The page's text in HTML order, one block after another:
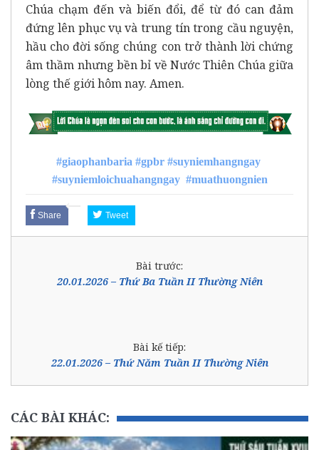
Chúa chạm đến và biến đổi, để từ đó can đảm
đứng lên phục vụ và trung tín trong cầu nguyện,
hầu cho đời sống chúng con trở thành lời chứng
âm thầm nhưng bền bỉ về Nước Thiên Chúa giữa
lòng thế giới hôm nay. Amen.
#giaophanbaria #gpbr #suyniemhangngay
#suyniemloichuahangngay #muathuongnien
Share Tweet
Bài trước:
20.01.2026 – Thứ Ba Tuần II Thường Niên
Bài kế tiếp:
22.01.2026 – Thứ Năm Tuần II Thường Niên
CÁC BÀI KHÁC: